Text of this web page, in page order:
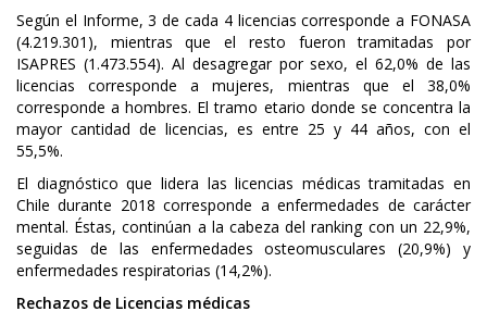
Según el Informe, 3 de cada 4 licencias corresponde a FONASA
(4.219.301), mientras que el resto fueron tramitadas por
ISAPRES (1.473.554). Al desagregar por sexo, el 62,0% de las
licencias corresponde a mujeres, mientras que el 38,0%
corresponde a hombres. El tramo etario donde se concentra la
mayor cantidad de licencias, es entre 25 y 44 años, con el
55,5%.
El diagnóstico que lidera las licencias médicas tramitadas en
Chile durante 2018 corresponde a enfermedades de carácter
mental. Éstas, continúan a la cabeza del ranking con un 22,9%,
seguidas de las enfermedades osteomusculares (20,9%) y
enfermedades respiratorias (14,2%).
Rechazos de Licencias médicas